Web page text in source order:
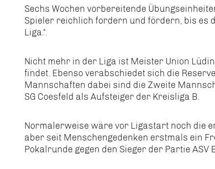
Sechs Wochen vorbereitende
Spieler reichlich fordern und fördern, bis es
Liga.“.
Nicht mehr in der Liga ist Meister Union
findet. Ebenso verabschiedet sich die
Mannschaften dabei sind die Zweite
SG Coesfeld als Aufsteiger der Kreisliga B.
Normalerweise wäre vor Ligastart noch die
aber seit Menschengedenken erstmals ein
Pokalrunde gegen den Sieger der Partie ASV